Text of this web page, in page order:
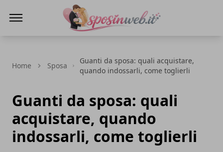
Home Sposa
Guanti da sposa: quali acquistare,
quando indossarli, come toglierli
Guanti da sposa: quali
acquistare, quando
indossarli, come toglierli